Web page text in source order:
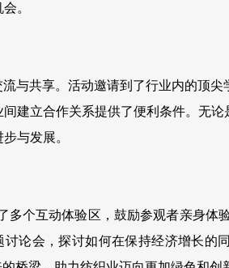
。
与共享。活动邀请到了行业内的顶
建立合作关系提供了便利条件。无
与发展。
个互动体验区，鼓励参观者亲身体
论会，探讨如何在保持经济增长的